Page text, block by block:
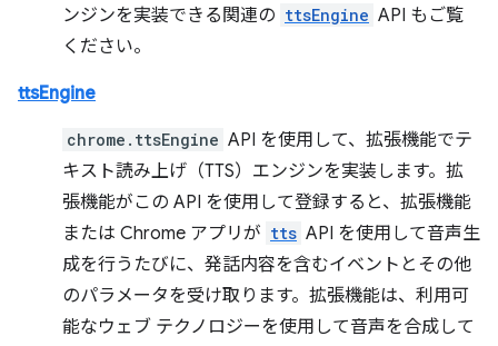
ンジンを実装できる関連の ttsEngine API もご覧
ください。
ttsEngine
chrome.ttsEngine API を使用して、拡張機能でテ
キスト読み上げ（TTS）エンジンを実装します。拡
張機能がこの API を使用して登録すると、拡張機能
または Chrome アプリが tts API を使用して音声生
成を行うたびに、発話内容を含むイベントとその他
のパラメータを受け取ります。拡張機能は、利用可
能なウェブ テクノロジーを使用して音声を合成して